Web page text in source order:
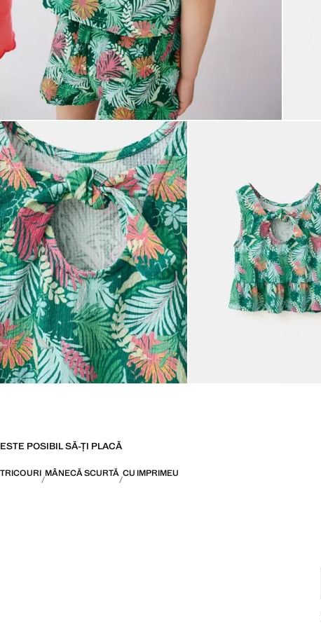
ESTE POSIBIL SĂ-ȚI PLACĂ
TRICOURI MÂNECĂ SCURTĂ CU IMPRIMEU